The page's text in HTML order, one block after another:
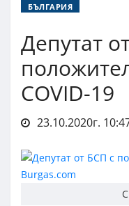
БЪЛГАРИЯ
Депутат
COVID-19
23.10.2020г.